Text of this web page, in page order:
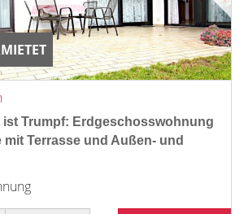
ist Trumpf: Erdgeschosswohnung
mit Terrasse und Außen- und